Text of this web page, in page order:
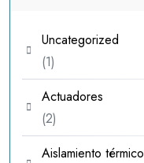
Uncategorized
11
producto
Actuadores
22
productos
Aislamiento térmico